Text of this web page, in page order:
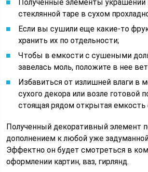
Полученные элементы
стеклянной таре в сухом
Если вы сушили еще какие-то
хранить их по отдельности;
Чтобы в емкости с сушеными
завелась моль, положите в нее
Избавиться от излишней влаги в
сухого декора или возле готовой
стоящая рядом открытая емкость
Полученный декоративный элемент
дополнением к любой уже
Эффектно он будет смотреться в
оформлении картин, ваз, гирлянд.